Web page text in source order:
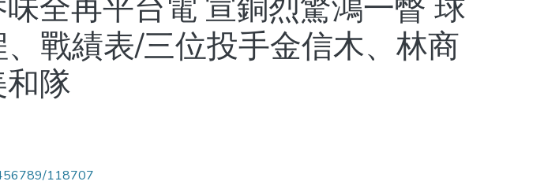
全再平台電 宣銅烈驚鴻一瞥 球
戰績表/三位投手金信木、林商
隊
118707